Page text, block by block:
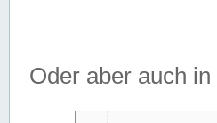
Oder aber auch in